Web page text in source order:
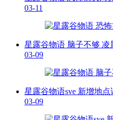
03-11
星露谷物语 脑子不够 凌
03-09
星露谷物语sve 新增地点
03-09